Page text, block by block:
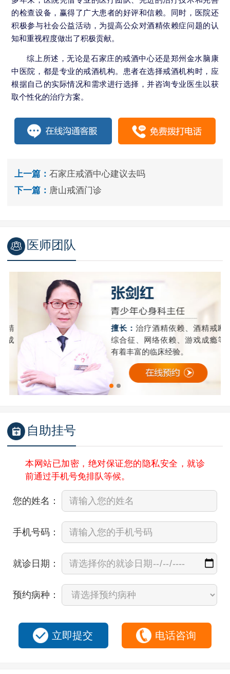
的检查设备，赢得了广大患者的好评和信赖。同时，医院还
积极参与社会公益活动，为提高公众对酒精依赖症问题的认
知和重视程度做出了积极贡献。
综上所述，无论是石家庄的戒酒中心还是郑州金水脑康
中医院，都是专业的戒酒机构。患者在选择戒酒机构时，应
根据自己的实际情况和需求进行选择，并咨询专业医生以获
取个性化的治疗方案。
上一篇： 石家庄戒酒中心建议去吗
下一篇： 唐山戒酒门诊
医师团队
擅长： 治疗酒精依赖、酒精戒断
综合征、网络依赖、游戏成瘾等
有着丰富的临床经验。
自助挂号
本网站已加密，绝对保证您的隐私安全，就诊
前通过手机号免排队等候。
您的姓名：
手机号码：
就诊日期：
预约病种：
立即提交 电话咨询